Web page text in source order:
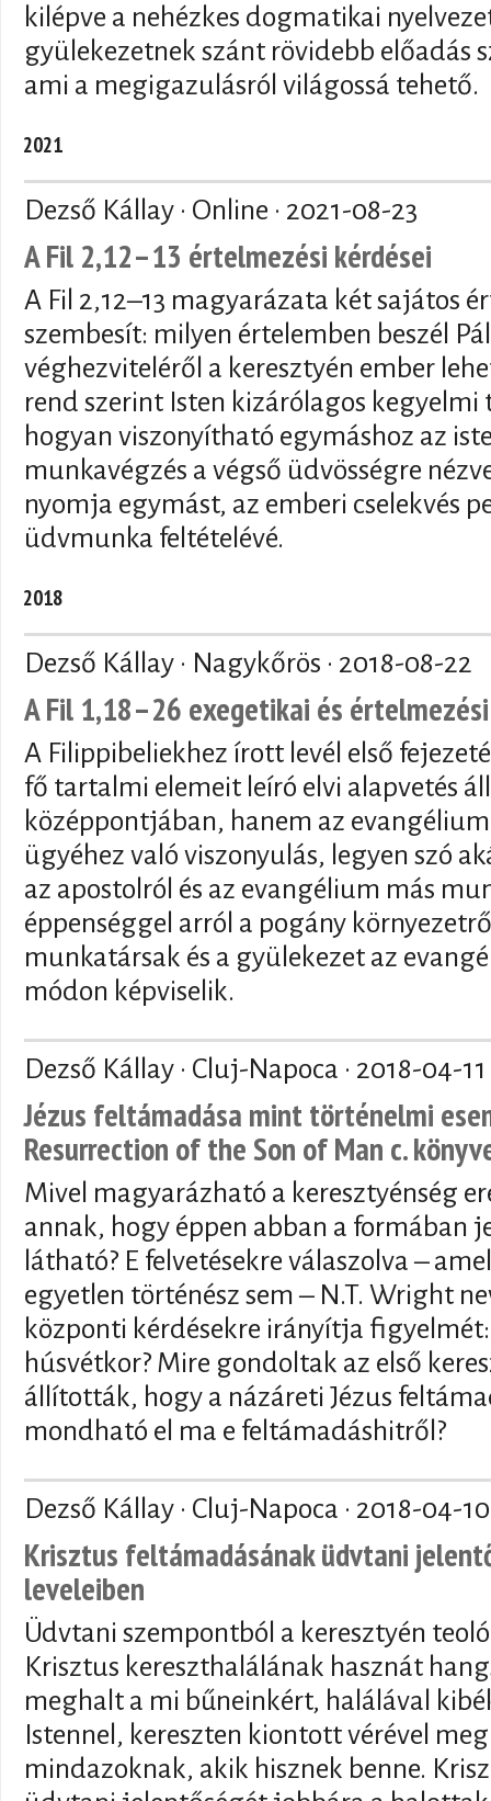
kilépve a nehézkes dogmatikai
gyülekezetnek szánt rövidebb előadás
ami a megigazulásról világossá tehető.
2021
Dezső Kállay · Online · 2021-08-23
A Fil 2,12–13 értelmezési kérdései
A Fil 2,12–13 magyarázata két sajátos
szembesít: milyen értelemben beszél
véghezviteléről a keresztyén ember
rend szerint Isten kizárólagos
hogyan viszonyítható egymáshoz az
munkavégzés a végső üdvösségre
nyomja egymást, az emberi cselekvés
üdvmunka feltételévé.
2018
Dezső Kállay · Nagykőrös · 2018-08-22
A Fil 1,18–26 exegetikai és
A Filippibeliekhez írott levél első
fő tartalmi elemeit leíró elvi alapvetés
középpontjában, hanem az
ügyéhez való viszonyulás, legyen szó
az apostolról és az evangélium más
éppenséggel arról a pogány
munkatársak és a gyülekezet az
módon képviselik.
Dezső Kállay · Cluj-Napoca · 2018-04-11
Jézus feltámadása mint történelmi
Resurrection of the Son of Man c.
Mivel magyarázható a keresztyénség
annak, hogy éppen abban a formában
látható? E felvetésekre válaszolva –
egyetlen történész sem – N.T. Wright
központi kérdésekre irányítja
húsvétkor? Mire gondoltak az első
állították, hogy a názáreti Jézus
mondható el ma e feltámadáshitről?
Dezső Kállay · Cluj-Napoca · 2018-04-10
Krisztus feltámadásának üdvtani
leveleiben
Üdvtani szempontból a keresztyén
Krisztus kereszthalálának hasznát
meghalt a mi bűneinkért, halálával
Istennel, kereszten kiontott vérével
mindazoknak, akik hisznek benne.